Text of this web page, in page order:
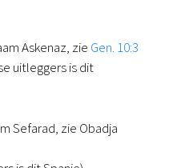
Askenaz, zie Gen. 10:3
uitleggers is dit
Sefarad, zie Obadja